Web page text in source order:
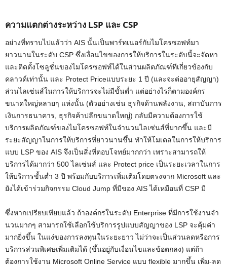
ความแตกต่างระหว่าง LSP และ CSP
อย่างที่ทราบไปแล้วว่า AIS นั้นเป็นพาร์ทเนอร์กับไมโครซอฟท์มา
ยาวนานในระดับ CSP ซึ่งเงื่อนไขของการให้บริการในระดับนี้จะจัดหา
และติดตั้งโซลูชั่นของไมโครซอฟท์ได้ในส่วนผลิตภัณฑ์ทีเกี่ยวข้องกับ
คลาวด์เท่านั้น และ Protect Priceแบบระยะ 1 ปี (และจะต่ออายุสัญญา)
ส่วนไลเซ่นส์ในการให้บริการจะไม่มีขั้นต่ำ แต่อย่างไรก็ตามองค์กร
ขนาดใหญ่หลายๆ แห่งนั้น (ตัวอย่างเช่น ธุรกิจด้านพลังงาน, สถาบันการ
เงินการธนาคาร, ธุรกิจค้าปลีกขนาดใหญ่) กลับมีความต้องการใช้
บริการผลิตภัณฑ์ของไมโครซอฟท์ในจำนวนไลเซ่นส์ที่มากขึ้น และมี
ระยะสัญญาในการให้บริการที่ยาวนานขึ้น ทำให้โมเดลในการให้บริการ
แบบ LSP ของ AIS จึงเป็นสิ่งที่ตอบโจทย์มากกว่า เพราะสามารถให้
บริการได้มากว่า 500 ไลเซ่นส์ และ Protect price เป็นระยะเวลาในการ
ให้บริการขั้นต่ำ 3 ปี พร้อมกับบริการเพิ่มเติมโดยตรงจาก Microsoft และ
ยังได้เข้าร่วมกิจกรรม Cloud Jump ที่มีของ AIS ได้เหมือนที่ CSP มี
ซึ่งหากเปรียบเทียบแล้ว ถ้าองค์กรในระดับ Enterprise ที่มีการใช้งานจำ
นวนมากๆ สามารถใช้เลือกใช้บริการรูปแบบสัญญาของ LSP จะคุ้มค่า
มากยิ่งขึ้น ในแง่ของการลงทุนในระยะยาว ไม่ว่าจะเป็นส่วนลดหรือการ
บริการส่วนพิเศษเพิ่มเติมได้ (ขึ้นอยู่กับเงื่อนไขและข้อตกลง) แต่ถ้า
ต้องการใช้งาน Microsoft Online Service แบบ flexible มากขึ้น เพิ่ม-ลด